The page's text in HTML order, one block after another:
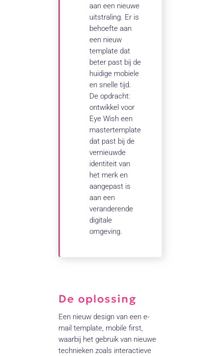
aan een nieuwe
uitstraling. Er is
behoefte aan
een nieuw
template dat
beter past bij de
huidige mobiele
en snelle tijd.
De opdracht:
ontwikkel voor
Eye Wish een
mastertemplate
dat past bij de
vernieuwde
identiteit van
het merk en
aangepast is
aan een
veranderende
digitale
omgeving.
De oplossing
Een nieuw design van een e-
mail template, mobile first,
waarbij het gebruik van nieuwe
technieken zoals interactieve